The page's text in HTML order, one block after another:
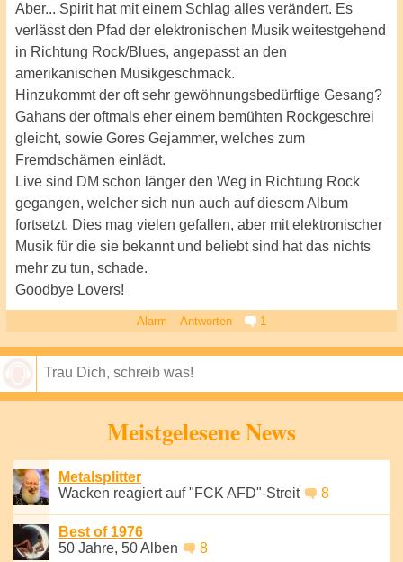
Aber... Spirit hat mit einem Schlag alles verändert. Es
verlässt den Pfad der elektronischen Musik weitestgehend
in Richtung Rock/Blues, angepasst an den
amerikanischen Musikgeschmack.
Hinzukommt der oft sehr gewöhnungsbedürftige Gesang?
Gahans der oftmals eher einem bemühten Rockgeschrei
gleicht, sowie Gores Gejammer, welches zum
Fremdschämen einlädt.
Live sind DM schon länger den Weg in Richtung Rock
gegangen, welcher sich nun auch auf diesem Album
fortsetzt. Dies mag vielen gefallen, aber mit elektronischer
Musik für die sie bekannt und beliebt sind hat das nichts
mehr zu tun, schade.
Goodbye Lovers!
Alarm Antworten 1
Meistgelesene News
Metalsplitter
Wacken reagiert auf "FCK AFD"-Streit
8
Best of 1976
50 Jahre, 50 Alben
8